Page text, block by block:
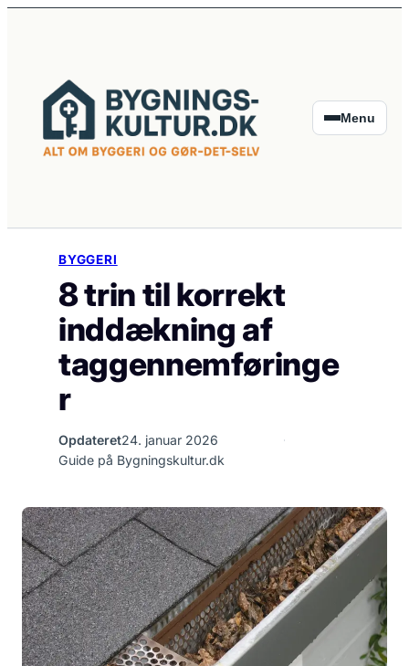
Menu
BYGGERI
8 trin til korrekt
inddækning af
taggennemføringe
r
Opdateret24. januar 2026
Guide på Bygningskultur.dk